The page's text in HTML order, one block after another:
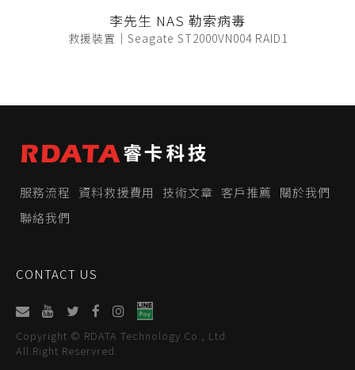
李先生 NAS 勒索病毒
救援裝置｜Seagate ST2000VN004 RAID1
服務流程 資料救援費用 技術文章 客戶推薦
關於我們
聯絡我們
CONTACT US
Copyright © RDATA Technology Co., Ltd.
All Right Reservred.